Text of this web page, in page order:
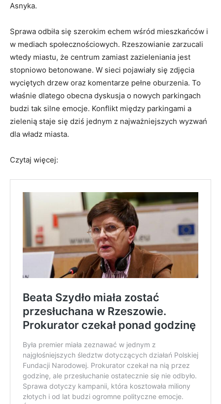
Asnyka.
Sprawa odbiła się szerokim echem wśród mieszkańców i
w mediach społecznościowych. Rzeszowianie zarzucali
wtedy miastu, że centrum zamiast zazieleniania jest
stopniowo betonowane. W sieci pojawiały się zdjęcia
wyciętych drzew oraz komentarze pełne oburzenia. To
właśnie dlatego obecna dyskusja o nowych parkingach
budzi tak silne emocje. Konflikt między parkingami a
zielenią staje się dziś jednym z najważniejszych wyzwań
dla władz miasta.
Czytaj więcej: